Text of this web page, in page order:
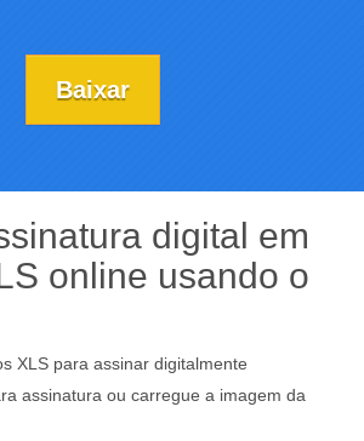
Baixar
digital em
online usando o
XLS para assinar digitalmente
assinatura ou carregue a imagem da